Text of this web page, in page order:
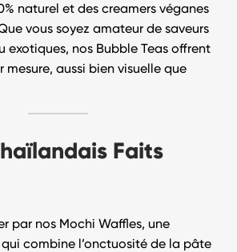
naturel et des creamers véganes
vous soyez amateur de saveurs
exotiques, nos Bubble Teas offrent
mesure, aussi bien visuelle que
Faits
par nos Mochi Waffles, une
combine l’onctuosité de la pâte